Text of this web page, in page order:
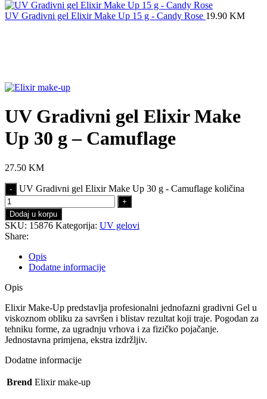
UV Gradivni gel Elixir Make Up 15 g - Candy Rose 19.90 KM
UV Gradivni gel Elixir Make
Up 30 g – Camuflage
27.50 KM
UV Gradivni gel Elixir Make Up 30 g - Camuflage količina
Dodaj u korpu
SKU: 15876 Kategorija: UV gelovi
Share:
Opis
Dodatne informacije
Opis
Elixir Make-Up predstavlja profesionalni jednofazni gradivni Gel u
viskoznom obliku za savršen i blistav rezultat koji traje. Pogodan za
tehniku forme, za ugradnju vrhova i za fizičko pojačanje.
Jednostavna primjena, ekstra izdržljiv.
Dodatne informacije
Brend Elixir make-up